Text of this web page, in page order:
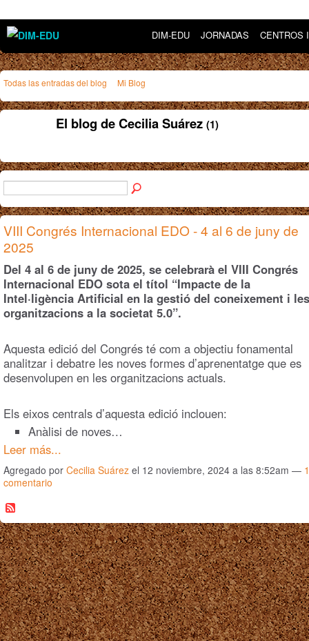
DIM-EDU JORNADAS CENTROS
Todas las entradas del blog Mi Blog
El blog de Cecilia Suárez (1)
VIII Congrés Internacional EDO - 4 al 6 de juny de
2025
Del 4 al 6 de juny de 2025, se celebrarà el VIII Congrés
Internacional EDO sota el títol “Impacte de la
Intel·ligència Artificial en la gestió del coneixement i les
organitzacions a la societat 5.0”.
Aquesta edició del Congrés té com a objectiu fonamental
analitzar i debatre les noves formes d’aprenentatge que es
desenvolupen en les organitzacions actuals.
Els eixos centrals d’aquesta edició inclouen:
Anàlisi de noves…
Leer más...
Agregado por Cecilia Suárez el 12 noviembre, 2024 a las 8:52am — 1
comentario